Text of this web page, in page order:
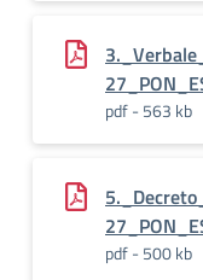
pdf - 563 kb
pdf - 500 kb